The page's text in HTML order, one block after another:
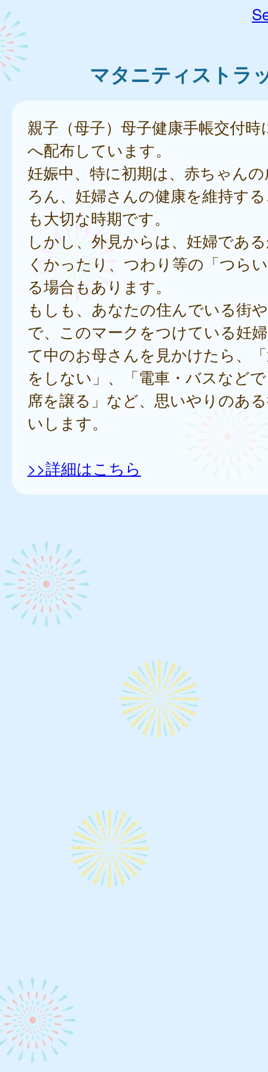
マタニティストラ
親子（母子）母子健康手帳交付時
へ配布しています。
妊娠中、特に初期は、赤ちゃん
ろん、妊婦さんの健康を維持す
も大切な時期です。
しかし、外見からは、妊婦であ
くかったり、つわり等の「つら
る場合もあります。
もしも、あなたの住んでいる街
で、このマークをつけている妊
て中のお母さんを見かけたら、
をしない」、「電車・バスなど
席を譲る」など、思いやりのあ
いします。
>>詳細はこちら